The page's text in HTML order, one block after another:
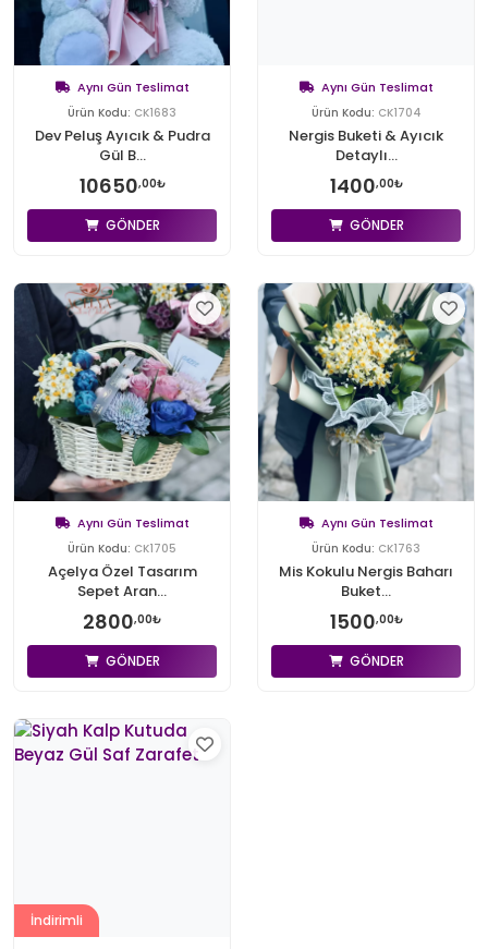
Aynı Gün Teslimat
Ürün Kodu: CK1683
Dev Peluş Ayıcık & Pudra
Gül B...
10650,00₺
GÖNDER
Aynı Gün Teslimat
Ürün Kodu: CK1704
Nergis Buketi & Ayıcık
Detaylı...
1400,00₺
GÖNDER
Aynı Gün Teslimat
Ürün Kodu: CK1705
Açelya Özel Tasarım
Sepet Aran...
2800,00₺
GÖNDER
Aynı Gün Teslimat
Ürün Kodu: CK1763
Mis Kokulu Nergis Baharı
Buket...
1500,00₺
GÖNDER
İndirimli